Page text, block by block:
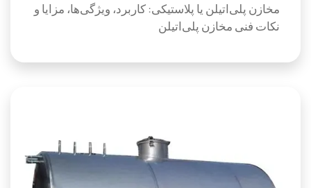
مخازن پلی‌اتیلن یا پلاستیکی: کاربرد، ویژگی‌ها، مزایا و
نکات فنی مخازن پلی‌اتیلن